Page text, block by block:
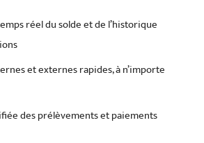
réel du solde et de l’historique
et externes rapides, à n’importe
des prélèvements et paiements